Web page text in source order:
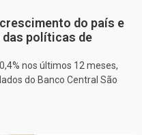
do país e
das políticas de
nos últimos 12 meses,
do Banco Central São